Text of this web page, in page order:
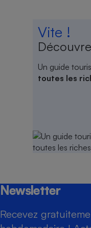
Vite !
Un guide
toutes les
Newsletter
Recevez